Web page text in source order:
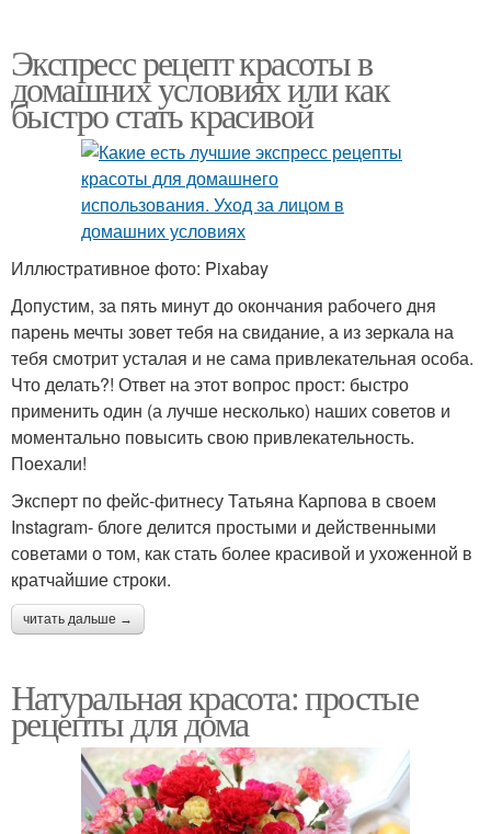
Экспресс рецепт красоты в
домашних условиях или как
быстро стать красивой
Иллюстративное фото: Pixabay
Допустим, за пять минут до окончания рабочего дня
парень мечты зовет тебя на свидание, а из зеркала на
тебя смотрит усталая и не сама привлекательная особа.
Что делать?! Ответ на этот вопрос прост: быстро
применить один (а лучше несколько) наших советов и
моментально повысить свою привлекательность.
Поехали!
Эксперт по фейс-фитнесу Татьяна Карпова в своем
Instagram- блоге делится простыми и действенными
советами о том, как стать более красивой и ухоженной в
кратчайшие строки.
читать дальше →
Натуральная красота: простые
рецепты для дома